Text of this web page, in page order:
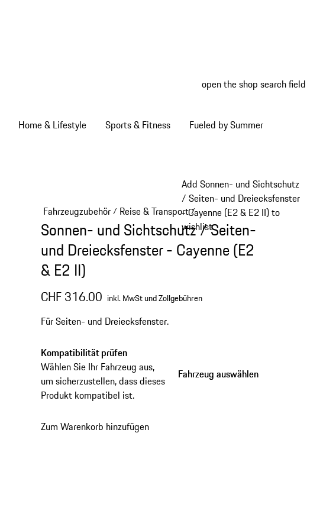
open the shop search field
Home & Lifestyle Sports & Fitness Fueled by Summer
Add Sonnen- und Sichtschutz
/ Seiten- und Dreiecksfenster
- Cayenne (E2 & E2 II) to
wishlist
Fahrzeugzubehör/ Reise & Transport/
Sonnen- und Sichtschutz / Seiten-
und Dreiecksfenster - Cayenne (E2
& E2 II)
CHF 316.00 inkl. MwSt und Zollgebühren
Für Seiten- und Dreiecksfenster.
Kompatibilität prüfen
Wählen Sie Ihr Fahrzeug aus,
um sicherzustellen, dass dieses
Produkt kompatibel ist.
Fahrzeug auswählen
Fahrzeug auswählen
Zum Warenkorb hinzufügen